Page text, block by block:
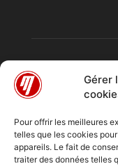
Gérer
Pour offrir les meilleures
telles que les cookies
appareils. Le fait de
traiter des données telles